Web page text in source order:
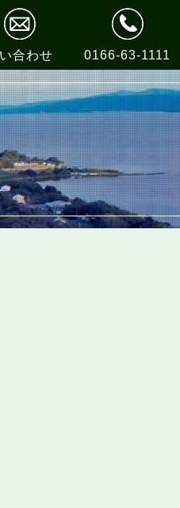
合わせ 0166-63-1111